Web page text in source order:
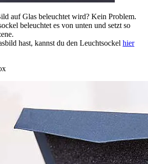
auf Glas beleuchtet wird? Kein Problem.
beleuchtet es von unten und setzt so
hast, kannst du den Leuchtsockel hier